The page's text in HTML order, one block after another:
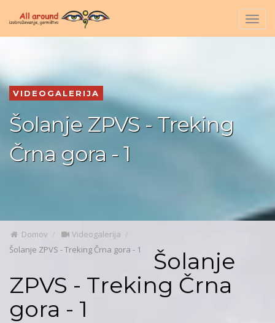
VIDEOGALERIJA
Šolanje ZPVS - Treking
Črna gora - 1
Domov
Videogalerija
Šolanje ZPVS - Treking Črna gora - 1
Šolanje
ZPVS - Treking Črna
gora - 1